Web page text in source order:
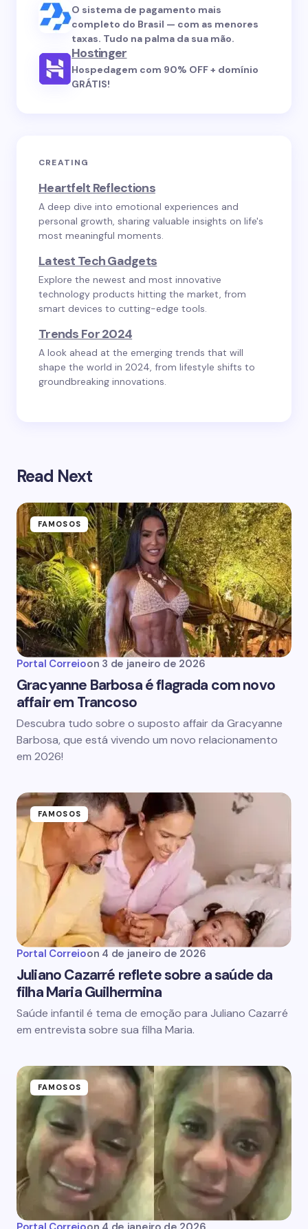
O sistema de pagamento mais
completo do Brasil — com as menores
taxas. Tudo na palma da sua mão.
Hostinger
Hospedagem com 90% OFF + domínio
GRÁTIS!
CREATING
Heartfelt Reflections
A deep dive into emotional experiences and
personal growth, sharing valuable insights on life's
most meaningful moments.
Latest Tech Gadgets
Explore the newest and most innovative
technology products hitting the market, from
smart devices to cutting-edge tools.
Trends For 2024
A look ahead at the emerging trends that will
shape the world in 2024, from lifestyle shifts to
groundbreaking innovations.
Read Next
FAMOSOS
Portal Correioon 3 de janeiro de 2026
Gracyanne Barbosa é flagrada com novo
affair em Trancoso
Descubra tudo sobre o suposto affair da Gracyanne
Barbosa, que está vivendo um novo relacionamento
em 2026!
FAMOSOS
Portal Correioon 4 de janeiro de 2026
Juliano Cazarré reflete sobre a saúde da
filha Maria Guilhermina
Saúde infantil é tema de emoção para Juliano Cazarré
em entrevista sobre sua filha Maria.
FAMOSOS